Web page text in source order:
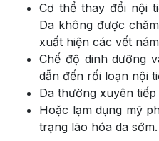
Cơ thể thay đổi nội
Da không được
xuất hiện các vết
Chế độ dinh dưỡng
dẫn đến rối loạn nội
Da thường xuyên
Hoặc lạm dụng mỹ
trạng lão hóa da sớm.